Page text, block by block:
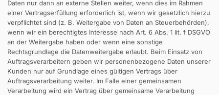
Daten nur dann an externe Stellen weiter, wenn dies im Rahmen
einer Vertragserfüllung erforderlich ist, wenn wir gesetzlich hierzu
verpflichtet sind (z. B. Weitergabe von Daten an Steuerbehörden),
wenn wir ein berechtigtes Interesse nach Art. 6 Abs. 1 lit. f DSGVO
an der Weitergabe haben oder wenn eine sonstige
Rechtsgrundlage die Datenweitergabe erlaubt. Beim Einsatz von
Auftragsverarbeitern geben wir personenbezogene Daten unserer
Kunden nur auf Grundlage eines gültigen Vertrags über
Auftragsverarbeitung weiter. Im Falle einer gemeinsamen
Verarbeitung wird ein Vertrag über gemeinsame Verarbeitung